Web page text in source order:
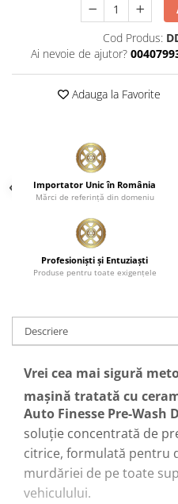
Mănuşi Spălare
Prosoape Uscare
Lavete Microfibră
Aplicatoare Microfibră
Pulverizatoare
Pensule şi Perii
Mănuşi Nitril / Diverse
Kit-uri Detailing
Seria PRO (5L & 25L)
Exterior
Compartiment Motor
Oferte Speciale
Detailing Outlet
Distinct Lifestyle
Acreditări & Training
Cod Produs:
Ai nevoie de ajutor?
Adauga la Favorite
Importator Unic în România
Mărci de referinţă din domeniu
Profesionişti şi Entuziaşti
Produse pentru toate exigenţele
Descriere
Vrei cea mai sigură
mașină tratată cu
Auto Finesse Pre-Wash
soluție concentrată de
citrice, formulată pentru
murdăriei de pe toate
vehiculului.